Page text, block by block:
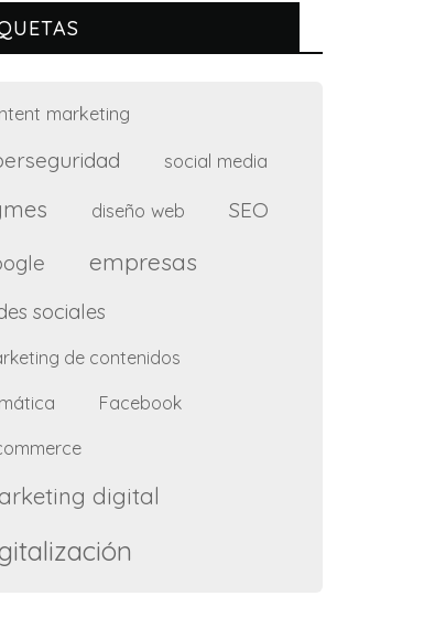
marketing
social media
diseño web
SEO
empresas
sociales
de contenidos
Facebook
digital